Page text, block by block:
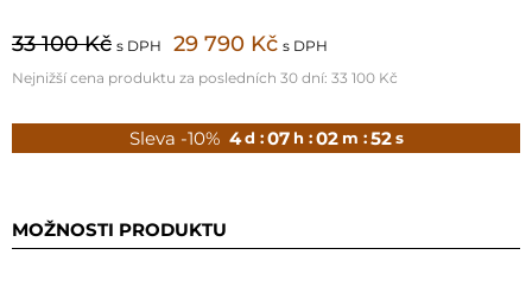
33 100 Kč s DPH 29 790 Kč s DPH
Nejnižší cena produktu za posledních 30 dní: 33 100 Kč
Sleva -10% 4 d : 07 h : 02 m : 50s
MOŽNOSTI PRODUKTU